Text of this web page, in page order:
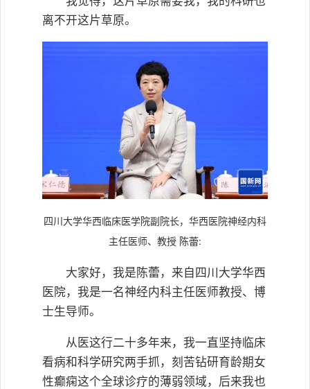
离不开这片草原。
四川大学华西临床医学院副院长，华西医院神经内科
主任医师、教授 陈蕾:
大家好，我是陈蕾，来自四川大学华西
医院，我是一名神经内科主任医师教授、博
士生导师。
从医这行二十多年来，我一直坚持临床
看病和科学研究两手抓，刻苦钻研育龄期女
性癫痫这个全球诊疗的薄弱领域，后来我也